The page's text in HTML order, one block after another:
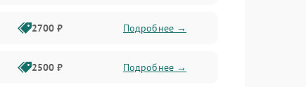
2700 ₽ Подробнее →
2500 ₽ Подробнее →